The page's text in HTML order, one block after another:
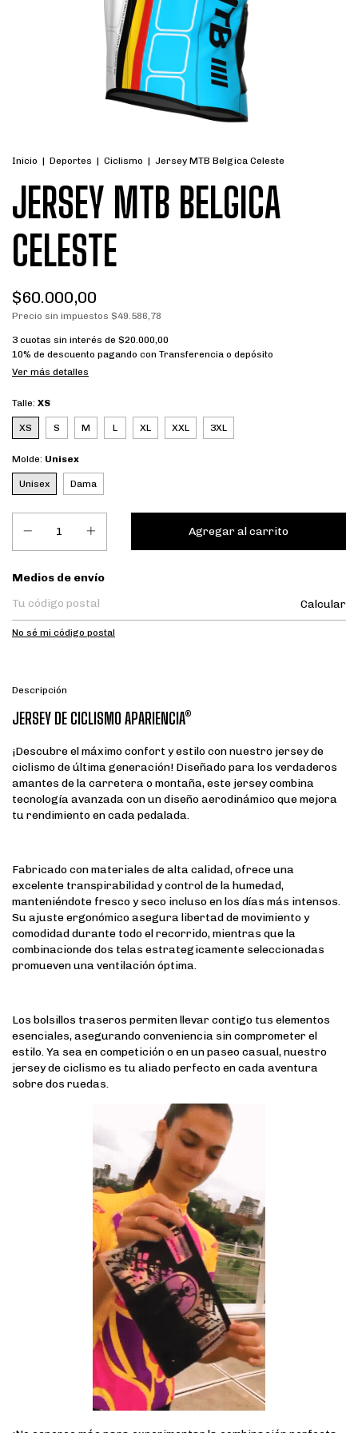
Inicio | Deportes | Ciclismo | Jersey MTB Belgica Celeste
JERSEY MTB BELGICA
CELESTE
$60.000,00
Precio sin impuestos $49.586,78
3 cuotas sin interés de $20.000,00
10% de descuento pagando con Transferencia o depósito
Ver más detalles
Talle: XS
XS S M L XL XXL 3XL
Molde: Unisex
Unisex Dama
Entregas para el CP:
Medios de envío
Calcular
No sé mi código postal
Descripción
JERSEY DE CICLISMO APARIENCIA®
¡Descubre el máximo confort y estilo con nuestro jersey de
ciclismo de última generación! Diseñado para los verdaderos
amantes de la carretera o montaña, este jersey combina
tecnología avanzada con un diseño aerodinámico que mejora
tu rendimiento en cada pedalada.
Fabricado con materiales de alta calidad, ofrece una
excelente transpirabilidad y control de la humedad,
manteniéndote fresco y seco incluso en los días más intensos.
Su ajuste ergonómico asegura libertad de movimiento y
comodidad durante todo el recorrido, mientras que la
combinacionde dos telas estrategicamente seleccionadas
promueven una ventilación óptima.
Los bolsillos traseros permiten llevar contigo tus elementos
esenciales, asegurando conveniencia sin comprometer el
estilo. Ya sea en competición o en un paseo casual, nuestro
jersey de ciclismo es tu aliado perfecto en cada aventura
sobre dos ruedas.